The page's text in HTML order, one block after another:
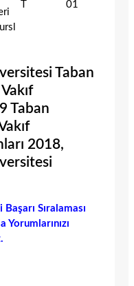
T 01
Taban
Taban
2018,
Sıralaması
Yorumlarınızı